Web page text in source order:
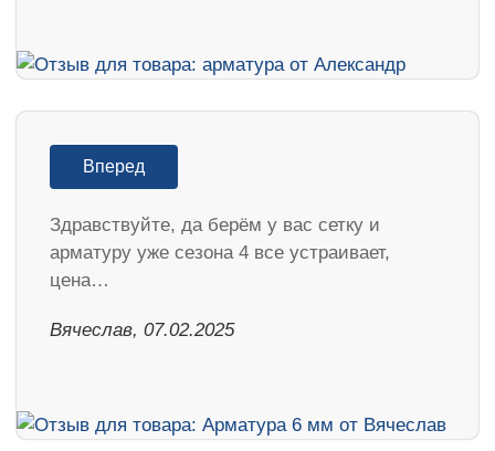
Вперед
Здравствуйте, да берём у вас сетку и
арматуру уже сезона 4 все устраивает,
цена…
Вячеслав, 07.02.2025